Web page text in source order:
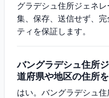
グラデシュ住所ジェネ
集、保存、送信せず、
ティを保証します。
バングラデシュ住所
道府県や地区の住所
はい。バングラデシュ